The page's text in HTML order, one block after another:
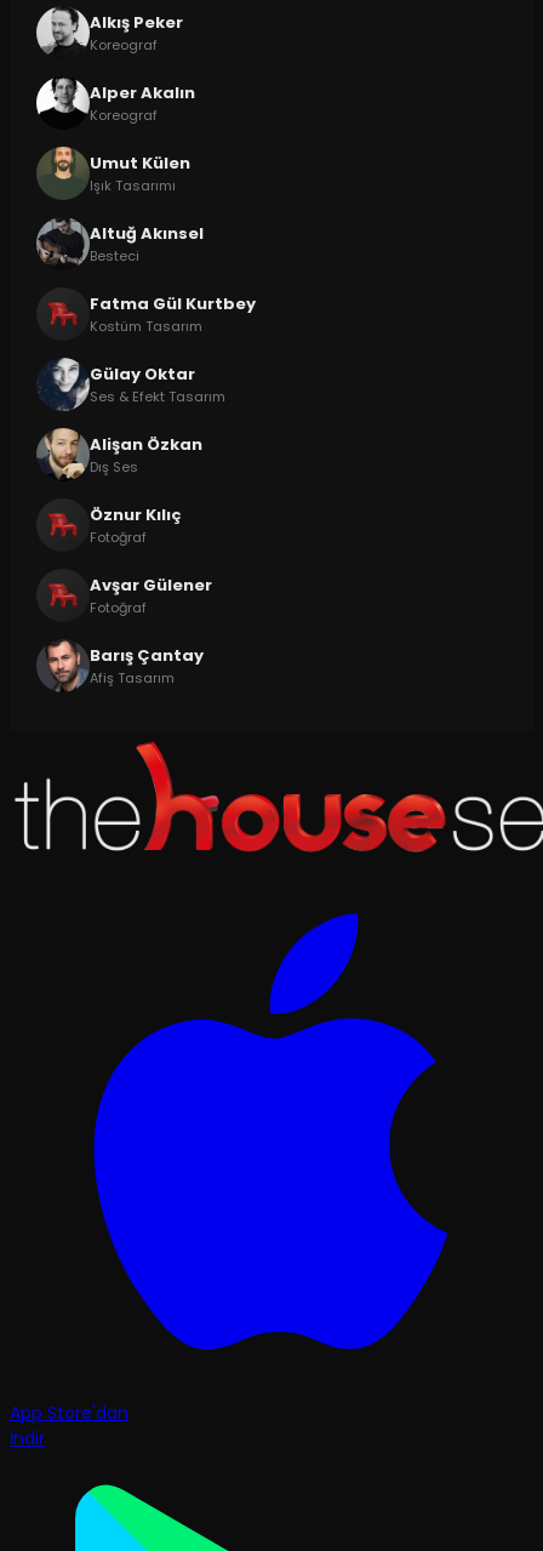
Alkış Peker
Koreograf
Alper Akalın
Koreograf
Umut Külen
Işık Tasarımı
Altuğ Akınsel
Besteci
Fatma Gül Kurtbey
Kostüm Tasarım
Gülay Oktar
Ses & Efekt Tasarım
Alişan Özkan
Dış Ses
Öznur Kılıç
Fotoğraf
Avşar Gülener
Fotoğraf
Barış Çantay
Afiş Tasarım
App Store'dan
İndir